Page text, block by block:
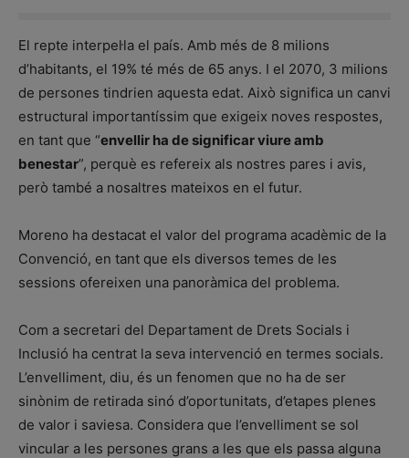
El repte interpel·la el país. Amb més de 8 milions
d’habitants, el 19% té més de 65 anys. I el 2070, 3 milions
de persones tindrien aquesta edat. Això significa un canvi
estructural importantíssim que exigeix noves respostes,
en tant que “envellir ha de significar viure amb
benestar”, perquè es refereix als nostres pares i avis,
però també a nosaltres mateixos en el futur.
Moreno ha destacat el valor del programa acadèmic de la
Convenció, en tant que els diversos temes de les
sessions ofereixen una panoràmica del problema.
Com a secretari del Departament de Drets Socials i
Inclusió ha centrat la seva intervenció en termes socials.
L’envelliment, diu, és un fenomen que no ha de ser
sinònim de retirada sinó d’oportunitats, d’etapes plenes
de valor i saviesa. Considera que l’envelliment se sol
vincular a les persones grans a les que els passa alguna